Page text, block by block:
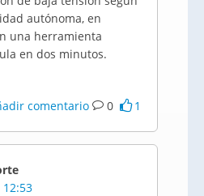
autónoma, en
una herramienta
en dos minutos.
comentario 0 1